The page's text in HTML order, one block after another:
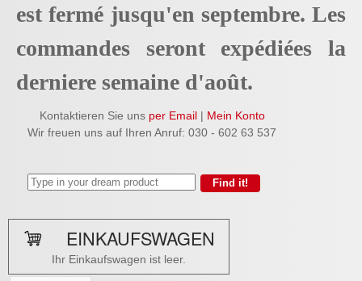
est fermé jusqu'en septembre. Les
commandes seront expédiées la
derniere semaine d'août.
Kontaktieren Sie uns per Email| Mein Konto
Wir freuen uns auf Ihren Anruf: 030 - 602 63 537
EINKAUFSWAGEN
Ihr Einkaufswagen ist leer.